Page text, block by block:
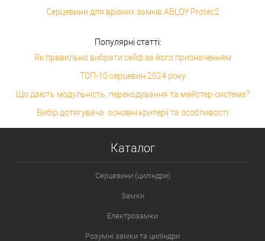
Серцевини для врізних замків ABLOY Protec2
Популярні статті:
Як правильно вибрати сейф за його призначенням
ТОП-10 серцевин 2024 року
Що дають модульність, перекодування та майстер-система?
Вибір дотягувача: основні критерії та особливості
Каталог
Серцевини (циліндри)
Замки
Електрозамки
Розумні замки та циліндри